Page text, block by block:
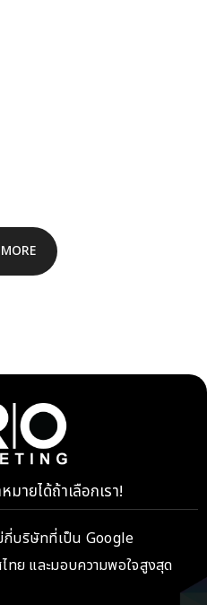
ายได้ถ้าเลือกเรา!
บริษัทที่เป็น Google
ย และมอบความพอใจสูงสุด